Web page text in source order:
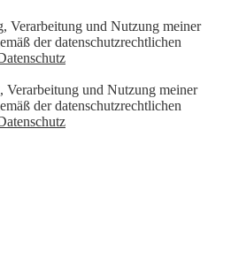
Verarbeitung und Nutzung meiner
der datenschutzrechtlichen
Verarbeitung und Nutzung meiner
der datenschutzrechtlichen